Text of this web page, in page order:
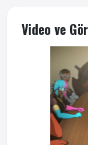
Video ve